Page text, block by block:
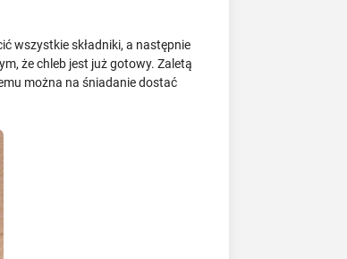
wszystkie składniki, a następnie
że chleb jest już gotowy. Zaletą
można na śniadanie dostać